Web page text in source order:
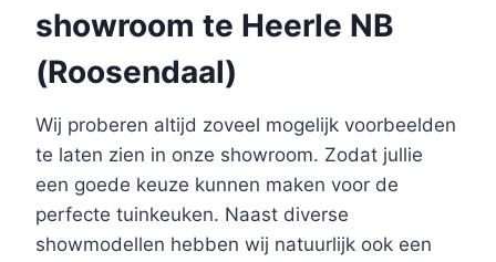
showroom te Heerle NB
(Roosendaal)
Wij proberen altijd zoveel mogelijk voorbeelden
te laten zien in onze showroom. Zodat jullie
een goede keuze kunnen maken voor de
perfecte tuinkeuken. Naast diverse
showmodellen hebben wij natuurlijk ook een